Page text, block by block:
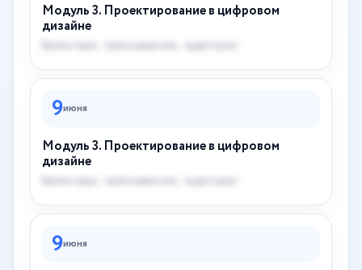
Модуль 3. Проектирование в цифровом
дизайне
Время пары · преподаватель · аудитория
9июня
Модуль 3. Проектирование в цифровом
дизайне
Время пары · преподаватель · аудитория
9июня